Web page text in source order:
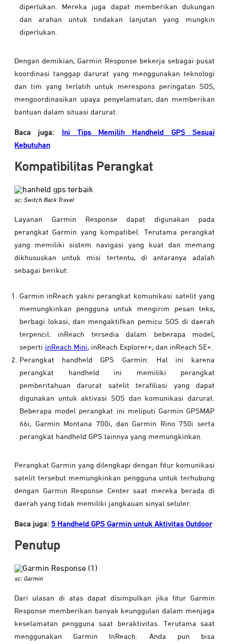
diperlukan. Mereka juga dapat memberikan dukungan
dan arahan untuk tindakan lanjutan yang mungkin
diperlukan.
Dengan demikian, Garmin Response bekerja sebagai pusat
koordinasi tanggap darurat yang menggunakan teknologi
dan tim yang terlatih untuk merespons peringatan SOS,
mengoordinasikan upaya penyelamatan, dan memberikan
bantuan dalam situasi darurat.
Baca juga:
Ini Tips Memilih Handheld GPS Sesuai
Kebutuhan
Kompatibilitas Perangkat
sc: Switch Back Travel
Layanan Garmin Response dapat digunakan pada
perangkat Garmin yang kompatibel. Terutama perangkat
yang memiliki sistem navigasi yang kuat dan memang
dikhususkan untuk misi tertentu, di antaranya adalah
sebagai berikut:
Garmin inReach yakni perangkat komunikasi satelit yang
memungkinkan pengguna untuk mengirim pesan teks,
berbagi lokasi, dan mengaktifkan pemicu SOS di daerah
terpencil. inReach tersedia dalam beberapa model,
seperti inReach Mini, inReach Explorer+, dan inReach SE+.
Perangkat handheld GPS Garmin: Hal ini karena
perangkat handheld ini memiliki perangkat
pemberitahuan darurat satelit terafiliasi yang dapat
digunakan untuk aktivasi SOS dan komunikasi darurat.
Beberapa model perangkat ini meliputi Garmin GPSMAP
66i, Garmin Montana 700i, dan Garmin Rino 750i serta
perangkat handheld GPS lainnya yang memungkinkan.
Perangkat Garmin yang dilengkapi dengan fitur komunikasi
satelit tersebut memungkinkan pengguna untuk terhubung
dengan Garmin Response Center saat mereka berada di
daerah yang tidak memiliki jangkauan sinyal seluler.
Baca juga: 5 Handheld GPS Garmin untuk Aktivitas Outdoor
Penutup
sc: Garmin
Dari ulasan di atas dapat disimpulkan jika fitur Garmin
Response memberikan banyak keunggulan dalam menjaga
keselamatan pengguna saat beraktivitas. Terutama saat
menggunakan Garmin InReach. Anda pun bisa